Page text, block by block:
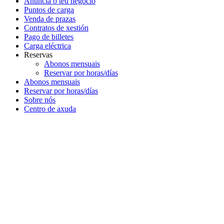
Puntos de carga
Venda de prazas
Contratos de xestión
Pago de billetes
Carga eléctrica
Reservas
Abonos mensuais
Reservar por horas/días
Abonos mensuais
Reservar por horas/días
Sobre nós
Centro de axuda